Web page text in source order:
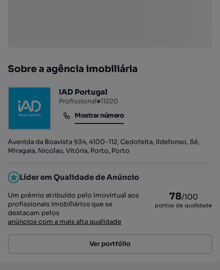
Sobre a agência imobiliária
IAD Portugal
Profissional■11220
Mostrar número
Mostrar número
Avenida da Boavista 934, 4100-112, Cedofeita, Ildefonso, Sé,
Miragaia, Nicolau, Vitória, Porto, Porto
Líder em Qualidade de Anúncio
Um prémio atribuído pelo Imovirtual aos
profissionais imobiliários que se
destacam pelos
anúncios com a mais alta qualidade
78/100
pontos de qualidade
Ver portfólio